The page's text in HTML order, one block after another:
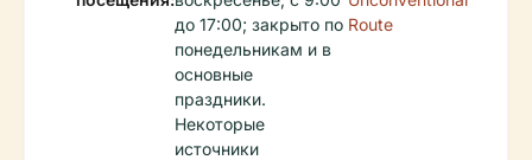
до 17:00; закрыто по
понедельникам и в
основные
праздники.
Некоторые
источники
Route